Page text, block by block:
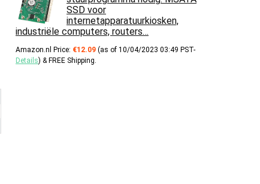
SSD voor
internetapparatuurkiosken,
industriële computers, routers…
Amazon.nl Price: €12.09 (as of 10/04/2023 03:49 PST-
Details) & FREE Shipping.